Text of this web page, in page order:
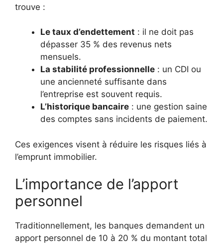
trouve :
Le taux d’endettement : il ne doit pas
dépasser 35 % des revenus nets
mensuels.
La stabilité professionnelle : un CDI ou
une ancienneté suffisante dans
l’entreprise est souvent requis.
L’historique bancaire : une gestion saine
des comptes sans incidents de paiement.
Ces exigences visent à réduire les risques liés à
l’emprunt immobilier.
L’importance de l’apport
personnel
Traditionnellement, les banques demandent un
apport personnel de 10 à 20 % du montant total